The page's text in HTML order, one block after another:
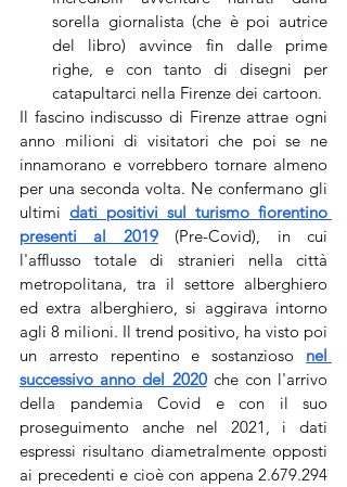
sorella giornalista (che è poi autrice
del libro) avvince fin dalle prime
righe, e con tanto di disegni per
catapultarci nella Firenze dei cartoon.
Il fascino indiscusso di Firenze attrae ogni
anno milioni di visitatori che poi se ne
innamorano e vorrebbero tornare almeno
per una seconda volta. Ne confermano gli
ultimi dati positivi sul turismo fiorentino
presenti al 2019 (Pre-Covid), in cui
l'afflusso totale di stranieri nella città
metropolitana, tra il settore alberghiero
ed extra alberghiero, si aggirava intorno
agli 8 milioni. Il trend positivo, ha visto poi
un arresto repentino e sostanzioso nel
successivo anno del 2020 che con l'arrivo
della pandemia Covid e con il suo
proseguimento anche nel 2021, i dati
espressi risultano diametralmente opposti
ai precedenti e cioè con appena 2.679.294